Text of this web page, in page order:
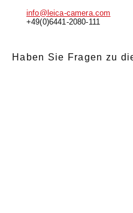
info@leica-camera.com
+49(0)6441-2080-111
Haben Sie Fragen zu